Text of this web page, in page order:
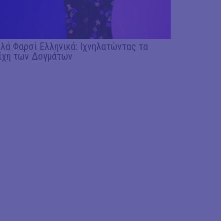
Φαρσί Ελληνικά: Ιχνηλατώντας τα
των Δογμάτων